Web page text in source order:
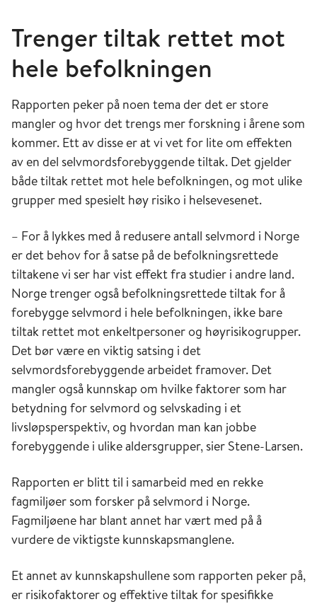
Trenger tiltak rettet mot
hele befolkningen
Rapporten peker på noen tema der det er store
mangler og hvor det trengs mer forskning i årene som
kommer. Ett av disse er at vi vet for lite om effekten
av en del selvmordsforebyggende tiltak. Det gjelder
både tiltak rettet mot hele befolkningen, og mot ulike
grupper med spesielt høy risiko i helsevesenet.
– For å lykkes med å redusere antall selvmord i Norge
er det behov for å satse på de befolkningsrettede
tiltakene vi ser har vist effekt fra studier i andre land.
Norge trenger også befolkningsrettede tiltak for å
forebygge selvmord i hele befolkningen, ikke bare
tiltak rettet mot enkeltpersoner og høyrisikogrupper.
Det bør være en viktig satsing i det
selvmordsforebyggende arbeidet framover. Det
mangler også kunnskap om hvilke faktorer som har
betydning for selvmord og selvskading i et
livsløpsperspektiv, og hvordan man kan jobbe
forebyggende i ulike aldersgrupper, sier Stene-Larsen.
Rapporten er blitt til i samarbeid med en rekke
fagmiljøer som forsker på selvmord i Norge.
Fagmiljøene har blant annet har vært med på å
vurdere de viktigste kunnskapsmanglene.
Et annet av kunnskapshullene som rapporten peker på,
er risikofaktorer og effektive tiltak for spesifikke